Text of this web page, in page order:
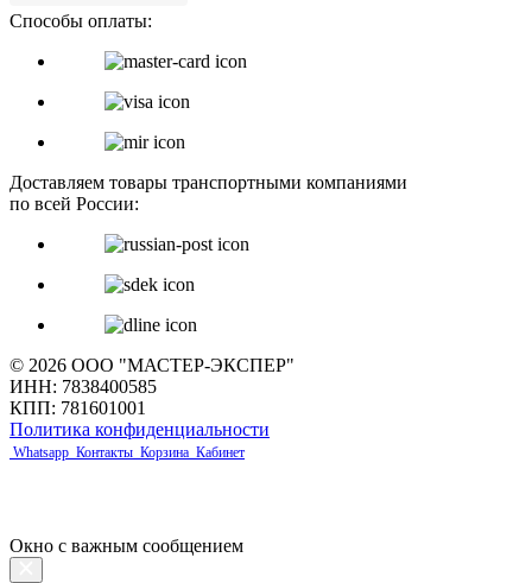
Способы оплаты:
Доставляем товары транспортными компаниями
по всей России:
© 2026 ООО "МАСТЕР-ЭКСПЕР"
ИНН: 7838400585
КПП: 781601001
Политика конфиденциальности
Whatsapp Контакты Корзина Кабинет
Окно с важным сообщением